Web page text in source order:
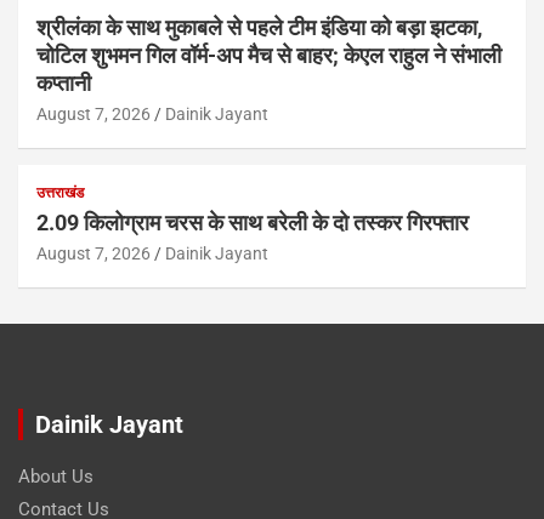
श्रीलंका के साथ मुकाबले से पहले टीम इंडिया को बड़ा झटका,
चोटिल शुभमन गिल वॉर्म-अप मैच से बाहर; केएल राहुल ने संभाली
कप्तानी
August 7, 2026 Dainik Jayant
उत्तराखंड
2.09 किलोग्राम चरस के साथ बरेली के दो तस्कर गिरफ्तार
August 7, 2026 Dainik Jayant
Dainik Jayant
About Us
Contact Us